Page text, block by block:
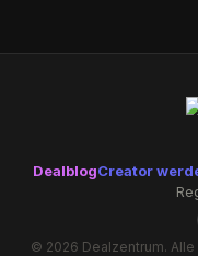
DealblogCreator
© 2026 Dealzentrum.